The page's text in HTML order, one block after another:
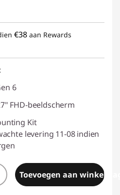
€38 aan Rewards
6
FHD-beeldscherm
Kit
levering 11-08 indien
Toevoegen aan